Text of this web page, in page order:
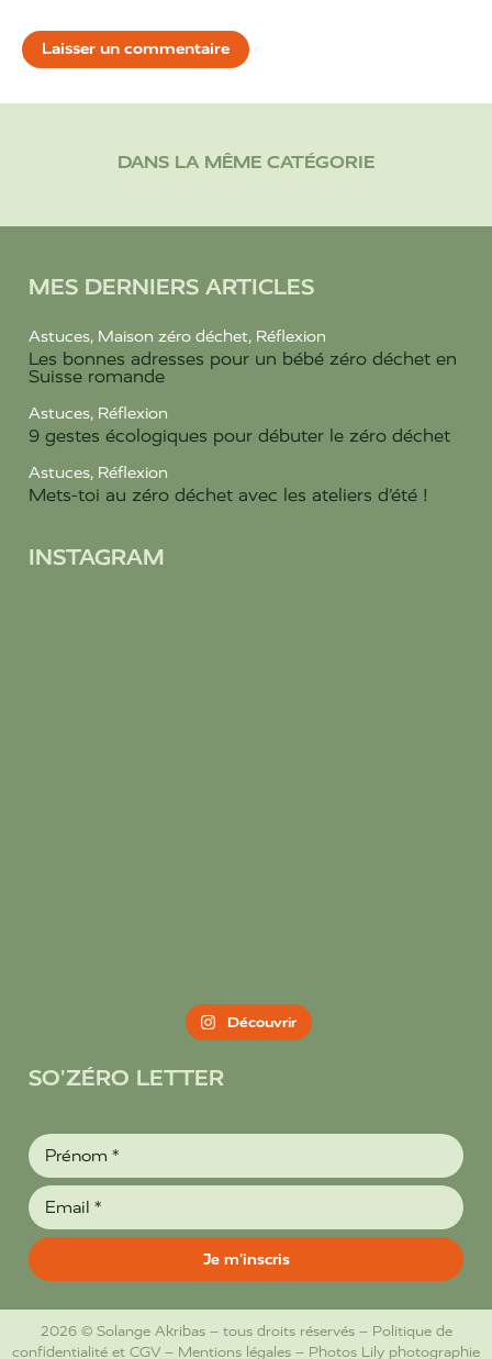
DANS LA MÊME CATÉGORIE
MES DERNIERS ARTICLES
Astuces, Maison zéro déchet, Réflexion
Les bonnes adresses pour un bébé zéro déchet en
Suisse romande
Astuces, Réflexion
9 gestes écologiques pour débuter le zéro déchet
Astuces, Réflexion
Mets-toi au zéro déchet avec les ateliers d’été !
INSTAGRAM
Découvrir
SO'ZÉRO LETTER
2026 © Solange Akribas – tous droits réservés – Politique de
confidentialité et CGV – Mentions légales – Photos Lily photographie